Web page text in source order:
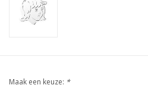
Maak een keuze: *